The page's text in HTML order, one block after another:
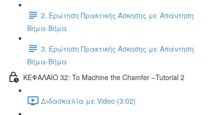
2. Ερώτηση Πρακτικής Άσκησης με Απάντηση
Βήμα-Βήμα
3. Ερώτηση Πρακτικής Άσκησης με Απάντηση
Βήμα-Βήμα
ΚΕΦΑΛΑΙΟ 32: To Machine the Chamfer –Tutorial 2
Διδασκαλία με Video (3:02)